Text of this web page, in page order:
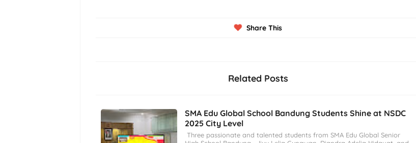
Share This
Related Posts
SMA Edu Global School Bandung Students Shine at NSDC
2025 City Level
Three passionate and talented students from SMA Edu Global Senior